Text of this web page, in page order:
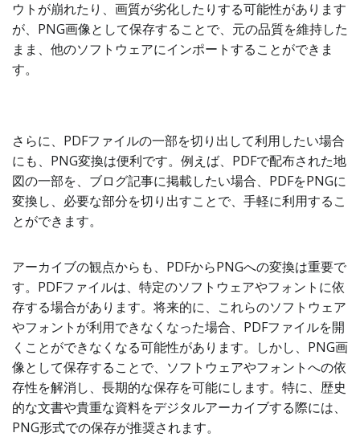
ウトが崩れたり、画質が劣化したりする可能性があります
が、PNG画像として保存することで、元の品質を維持した
まま、他のソフトウェアにインポートすることができま
す。
さらに、PDFファイルの一部を切り出して利用したい場合
にも、PNG変換は便利です。例えば、PDFで配布された地
図の一部を、ブログ記事に掲載したい場合、PDFをPNGに
変換し、必要な部分を切り出すことで、手軽に利用するこ
とができます。
アーカイブの観点からも、PDFからPNGへの変換は重要で
す。PDFファイルは、特定のソフトウェアやフォントに依
存する場合があります。将来的に、これらのソフトウェア
やフォントが利用できなくなった場合、PDFファイルを開
くことができなくなる可能性があります。しかし、PNG画
像として保存することで、ソフトウェアやフォントへの依
存性を解消し、長期的な保存を可能にします。特に、歴史
的な文書や貴重な資料をデジタルアーカイブする際には、
PNG形式での保存が推奨されます。